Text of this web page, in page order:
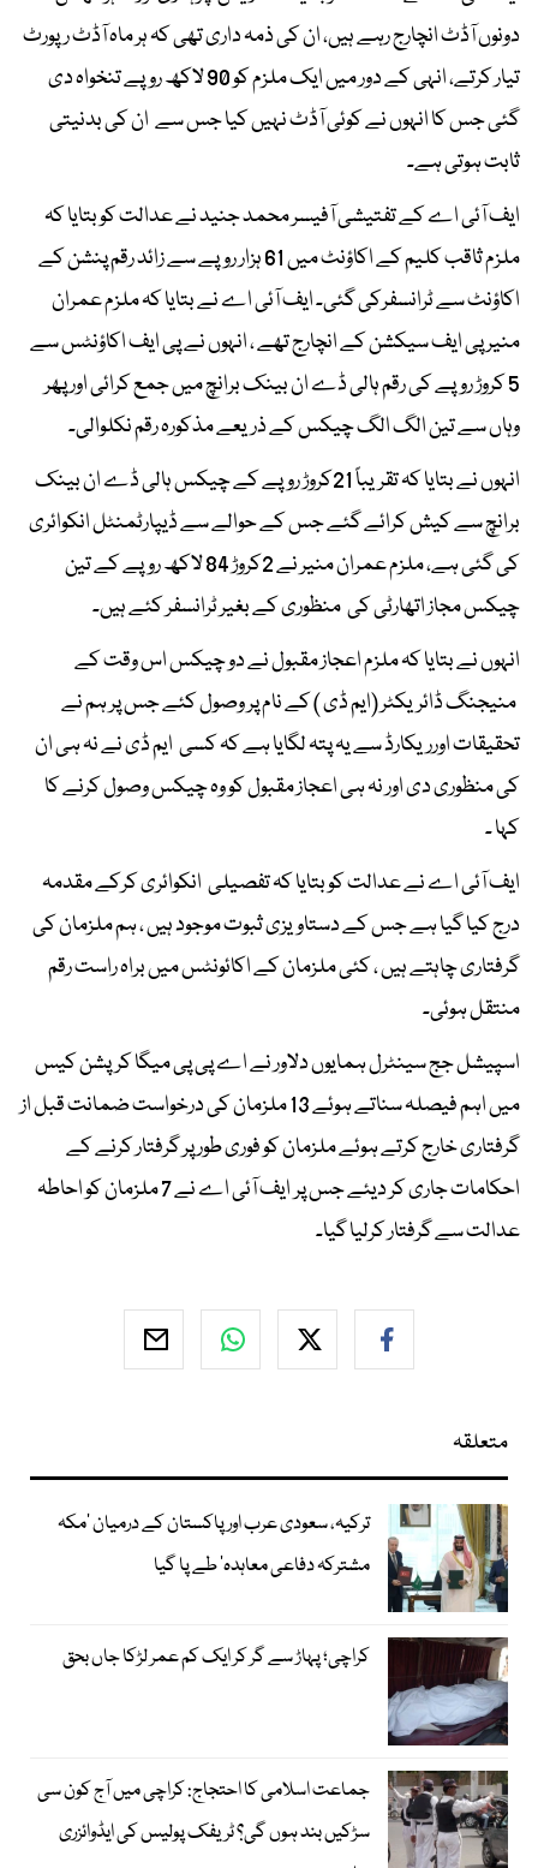
دونوں آڈٹ انچارج رہے ہیں، ان کی ذمہ داری تھی کہ ہر ماہ آڈٹ رپورٹ
تیار کرتے، انہی کے دور میں ایک ملزم کو 90 لاکھ روپے تنخواہ دی
گئی جس کا انہوں نے کوئی آڈٹ نہیں کیا جس سے ان کی بدنیتی
ثابت ہوتی ہے۔
ایف آئی اے کے تفتیشی آفیسر محمد جنید نے عدالت کو بتایا کہ
ملزم ثاقب کلیم کے اکاؤنٹ میں 61 ہزار روپے سے زائد رقم پنشن کے
اکاؤنٹ سے ٹرانسفرکی گئی۔ ایف آئی اے نے بتایا کہ ملزم عمران
منیر پی ایف سیکشن کے انچارج تھے ، انہوں نے پی ایف اکاؤنٹس سے
5 کروڑ روپے کی رقم ہالی ڈے ان بینک برانچ میں جمع کرائی اور پھر
وہاں سے تین الگ الگ چیکس کے ذریعے مذکورہ رقم نکلوالی۔
انہوں نے بتایا کہ تقریباً 21کروڑ روپے کے چیکس ہالی ڈے ان بینک
برانچ سے کیش کرائے گئے جس کے حوالے سے ڈیپارٹمنٹل انکوائری
کی گئی ہے، ملزم عمران منیر نے 2کروڑ 84 لاکھ روپے کے تین
چیکس مجاز اتھارٹی کی منظوری کے بغیر ٹرانسفر کئے ہیں۔
انہوں نے بتایا کہ ملزم اعجاز مقبول نے دو چیکس اس وقت کے
منیجنگ ڈائریکٹر (ایم ڈی ) کے نام پر وصول کئے جس پر ہم نے
تحقیقات اورریکارڈ سے یہ پتہ لگایا ہے کہ کسی ایم ڈی نے نہ ہی ان
کی منظوری دی اور نہ ہی اعجاز مقبول کو وہ چیکس وصول کرنے کا
کہا ۔
ایف آئی اے نے عدالت کو بتایا کہ تفصیلی انکوائری کرکے مقدمہ
درج کیا گیا ہے جس کے دستاویزی ثبوت موجود ہیں ، ہم ملزمان کی
گرفتاری چاہتے ہیں ، کئی ملزمان کے اکائونٹس میں براہ راست رقم
منتقل ہوئی۔
اسپیشل جج سینٹرل ہمایوں دلاور نے اے پی پی میگا کرپشن کیس
میں اہم فیصلہ سناتے ہوئے 13 ملزمان کی درخواست ضمانت قبل از
گرفتاری خارج کرتے ہوئے ملزمان کو فوری طور پر گرفتار کرنے کے
احکامات جاری کر دیئے جس پر ایف آئی اے نے 7 ملزمان کو احاطہ
عدالت سے گرفتار کرلیا گیا۔
متعلقہ
ترکیہ، سعودی عرب اور پاکستان کے درمیان ’مکہ
مشترکہ دفاعی معاہدہ‘ طے پا گیا
کراچی؛ پہاڑ سے گر کر ایک کم عمر لڑکا جاں بحق
جماعت اسلامی کا احتجاج: کراچی میں آج کون سی
سڑکیں بند ہوں گی؟ ٹریفک پولیس کی ایڈوائزری